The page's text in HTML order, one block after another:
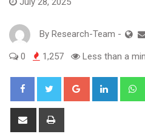
By Research-Team -
0 1,257 Less than a
Google+ LinkedIn
Share